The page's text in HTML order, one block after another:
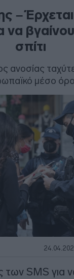
–
να
σπίτι
ανοσίας
μέσο όρο
των SMS για